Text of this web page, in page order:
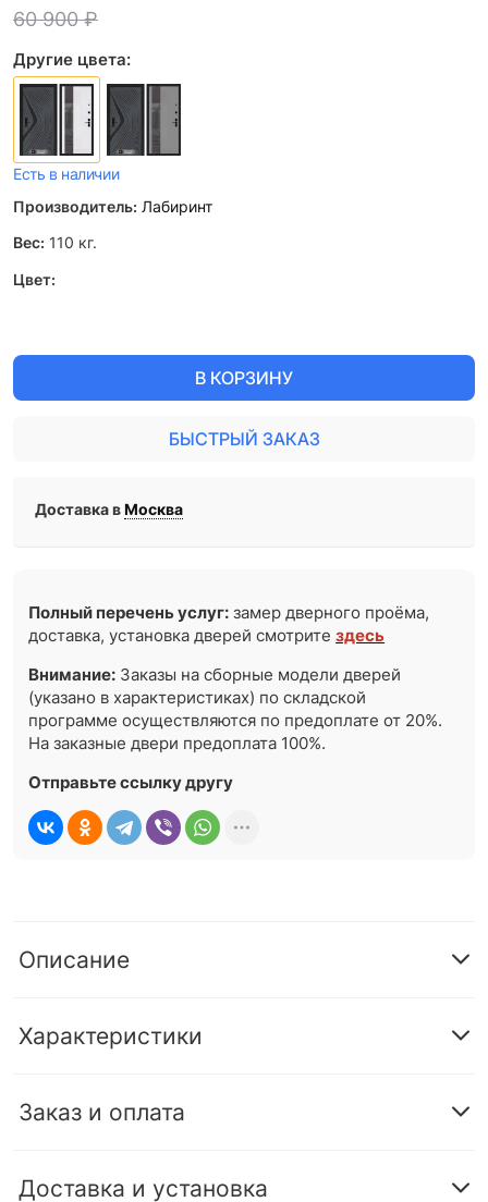
60 900 ₽
Другие цвета:
Есть в наличии
Производитель: Лабиринт
Вес: 110 кг.
Цвет:
В КОРЗИНУ
БЫСТРЫЙ ЗАКАЗ
Доставка вМосква
Полный перечень услуг: замер дверного проёма,
доставка, установка дверей смотритездесь
Внимание: Заказы на сборные модели дверей
(указано в характеристиках) по складской
программе осуществляются по предоплате от 20%.
На заказные двери предоплата 100%.
Отправьте ссылку другу
Описание
Характеристики
Заказ и оплата
Доставка и установка